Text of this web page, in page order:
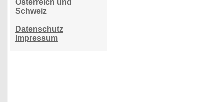
Österreich und
Schweiz
Datenschutz
Impressum